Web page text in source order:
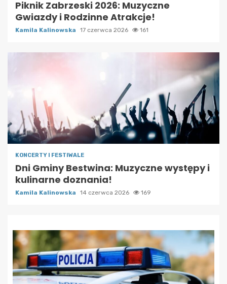
Piknik Zabrzeski 2026: Muzyczne
Gwiazdy i Rodzinne Atrakcje!
Kamila Kalinowska 17 czerwca 2026 161
KONCERTY I FESTIWALE
Dni Gminy Bestwina: Muzyczne występy i
kulinarne doznania!
Kamila Kalinowska 14 czerwca 2026 169